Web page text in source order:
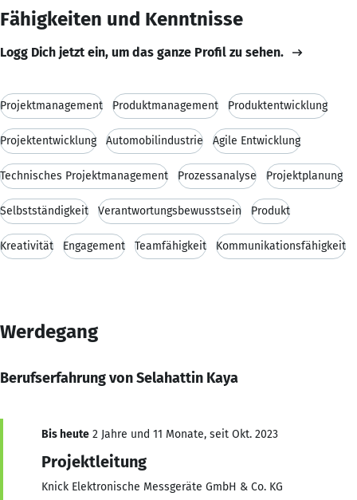
Fähigkeiten und Kenntnisse
Logg Dich jetzt ein, um das ganze Profil zu sehen.
Projektmanagement Produktmanagement Produktentwicklung
Projektentwicklung Automobilindustrie Agile Entwicklung
Technisches Projektmanagement Prozessanalyse Projektplanung
Selbstständigkeit Verantwortungsbewusstsein Produkt
Kreativität Engagement Teamfähigkeit Kommunikationsfähigkeit
Werdegang
Berufserfahrung von Selahattin Kaya
Bis heute 2 Jahre und 11 Monate, seit Okt. 2023
Projektleitung
Knick Elektronische Messgeräte GmbH & Co. KG